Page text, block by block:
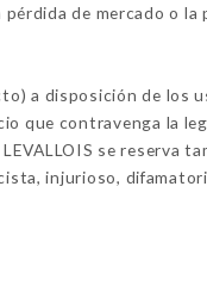
de mercado o
a disposición de los
que contravenga la
se reserva
injurioso,